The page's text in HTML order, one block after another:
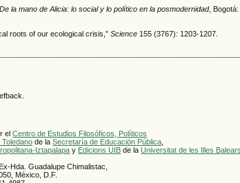
De la mano de Alicia: lo social y lo político en la posmodernidad,
roots of our ecological crisis,”Science 155 (3767): 1203-1207.
elCentro de Estudios Filosóficos, Políticos
de laSecretaría de Educación Pública,
Iztapalapa y Edicions UIB de laUniversitat de les Illes Balears
Hda. Guadalupe Chimalistac,
México, D.F.